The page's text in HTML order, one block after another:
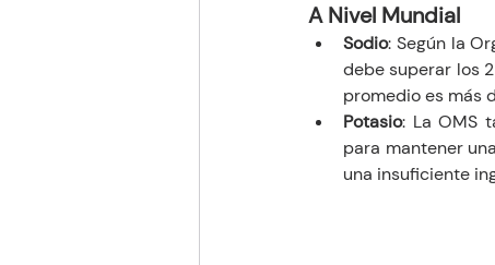
A Nivel Mundial
Sodio: Según la
debe superar los
promedio es más
Potasio: La OMS
para mantener
una insuficiente